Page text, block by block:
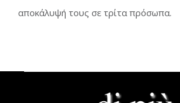
αποκάλυψή τους σε τρίτα πρόσωπα.